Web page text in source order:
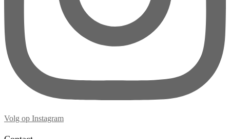
Volg op Instagram